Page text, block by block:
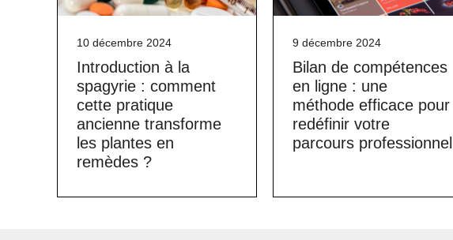
10 décembre 2024
Introduction à la
spagyrie : comment
cette pratique
ancienne transforme
les plantes en
remèdes ?
9 décembre 2024
Bilan de compétences
en ligne : une
méthode efficace pour
redéfinir votre
parcours professionnel